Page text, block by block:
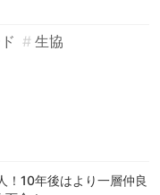
生協
！10年後はより一層仲良